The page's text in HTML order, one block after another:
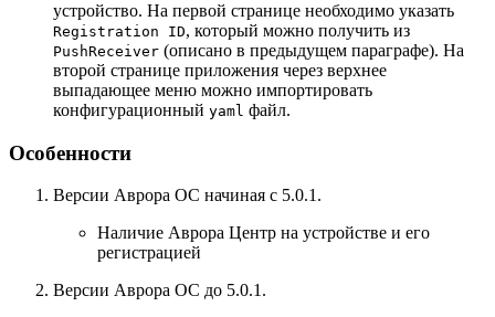
устройство. На первой странице необходимо указать
Registration ID, который можно получить из
PushReceiver (описано в предыдущем параграфе). На
второй странице приложения через верхнее
выпадающее меню можно импортировать
конфигурационный yaml файл.
Особенности
Версии Аврора ОС начиная с 5.0.1.
Наличие Аврора Центр на устройстве и его
регистрацией
Версии Аврора ОС до 5.0.1.